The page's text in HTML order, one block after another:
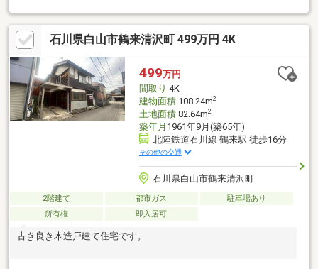
証。・雨漏り、構造上主要な部分の欠陥や・腐食、給排水管の故
障や漏水についてお引渡しより２年間保証。【周辺施設】・明光
小学校まで約650ｍ（徒歩約9分）・北辰中学校まで約1.1ｋｍ（徒
歩14分）・マルエー コア井口店様まで約240ｍ（徒歩3分）・ロー
ソン 白山森島店様まで約650ｍ（徒歩9分）・北陸鉄道石川
石川県白山市鶴来清沢町 499万円 4K
499万円
間取り 4K
建物面積108.24m2
土地面積82.64m2
築年月 1961年9月(築65年)
北陸鉄道石川線 鶴来駅 徒歩16分
その他の交通
石川県白山市鶴来清沢町
2階建て 都市ガス
駐車場あり
所有権
即入居可
古き良き木造戸建て住宅です。